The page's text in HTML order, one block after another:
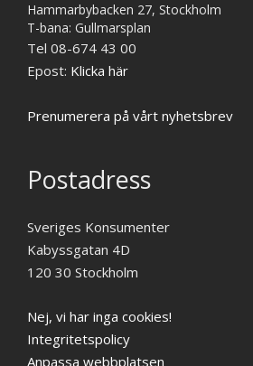
Hammarbybacken 27, Stockholm
T-bana: Gullmarsplan
Tel 08-674 43 00
Epost: Klicka här
Prenumerera på vårt nyhetsbrev
Postadress
Sveriges Konsumenter
Kabyssgatan 4D
120 30 Stockholm
Nej, vi har inga cookies!
Integritetspolicy
Anpassa webbplatsen